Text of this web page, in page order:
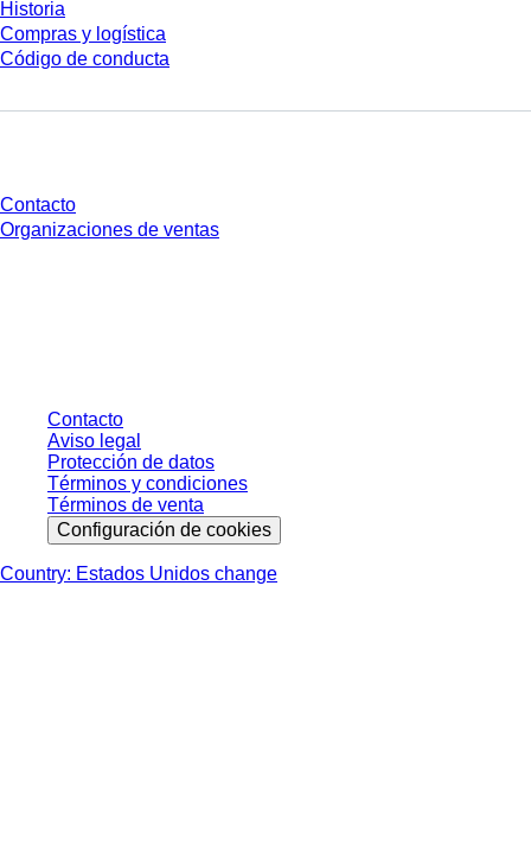
Historia
Compras y logística
Código de conducta
Contacto
Organizaciones de ventas
Contacto
Aviso legal
Protección de datos
Términos y condiciones
Términos de venta
Configuración de cookies
Country: Estados Unidos change